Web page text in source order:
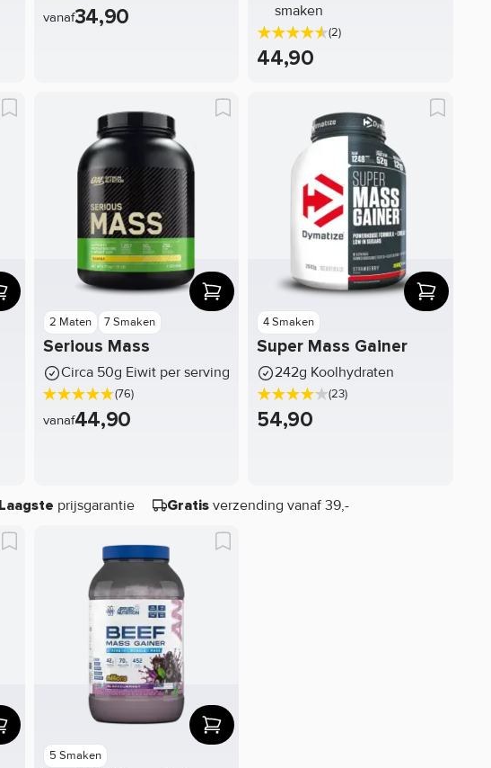
vanaf34,90
smaken
(2)
44,90
2 Maten 7 Smaken
Serious Mass
Circa 50g Eiwit per serving
(76)
vanaf44,90
4 Smaken
Super Mass Gainer
242g Koolhydraten
(23)
54,90
Laagste prijsgarantie Gratis verzending vanaf 39,-
5 Smaken